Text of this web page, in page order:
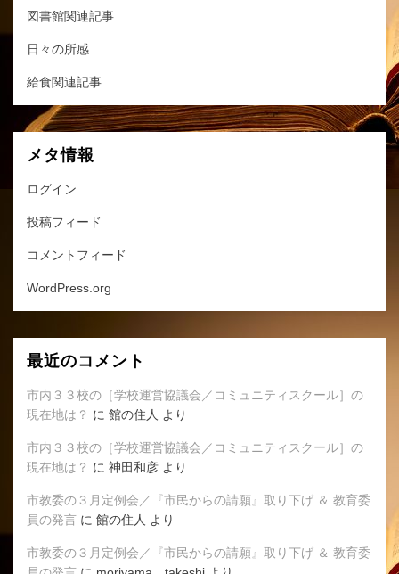
図書館関連記事
日々の所感
給食関連記事
メタ情報
ログイン
投稿フィード
コメントフィード
WordPress.org
最近のコメント
市内３３校の［学校運営協議会／コミュニティスクール］の
現在地は？ に 館の住人 より
市内３３校の［学校運営協議会／コミュニティスクール］の
現在地は？ に 神田和彦 より
市教委の３月定例会／『市民からの請願』取り下げ ＆ 教育委
員の発言 に 館の住人 より
市教委の３月定例会／『市民からの請願』取り下げ ＆ 教育委